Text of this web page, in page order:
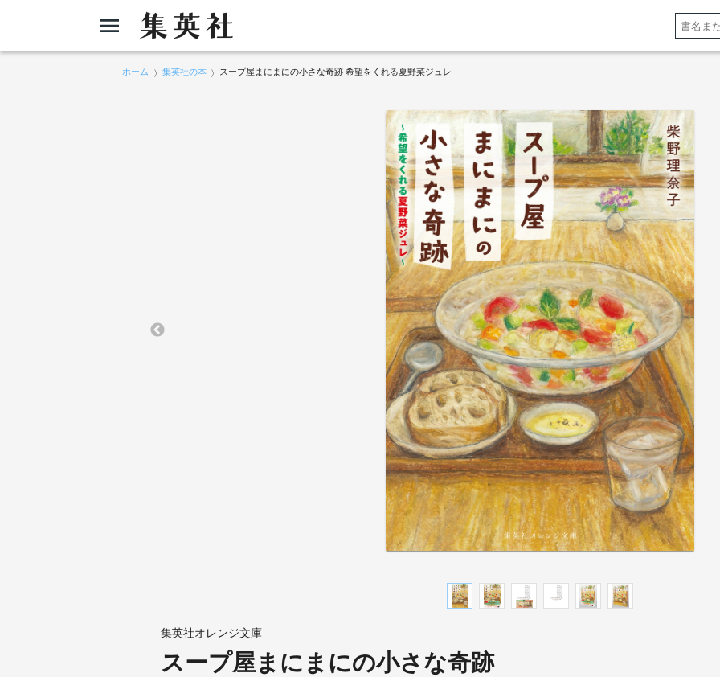
ホーム 集英社の本 スープ屋まにまにの小さな奇跡 希望をくれる夏野菜ジュレ
集英社オレンジ文庫
スープ屋まにまにの小さな奇跡